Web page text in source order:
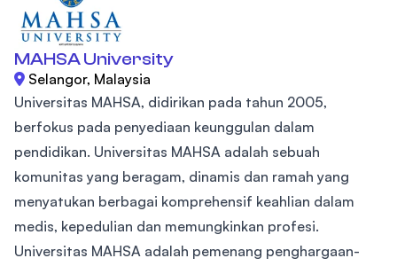
MAHSA University
Selangor, Malaysia
Universitas MAHSA, didirikan pada tahun 2005,
berfokus pada penyediaan keunggulan dalam
pendidikan. Universitas MAHSA adalah sebuah
komunitas yang beragam, dinamis dan ramah yang
menyatukan berbagai komprehensif keahlian dalam
medis, kepedulian dan memungkinkan profesi.
Universitas MAHSA adalah pemenang penghargaan-